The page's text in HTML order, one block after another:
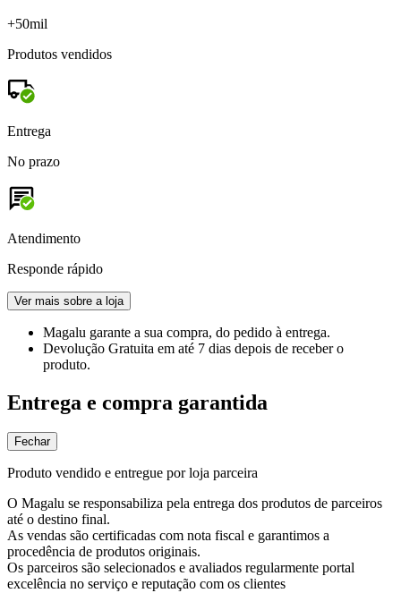
+50mil
Produtos vendidos
Entrega
No prazo
Atendimento
Responde rápido
Ver mais sobre a loja
Magalu garante a sua compra, do pedido à entrega.
Devolução Gratuita em até 7 dias depois de receber o
produto.
Entrega e compra garantida
Fechar
Produto vendido e entregue por loja parceira
O Magalu se responsabiliza pela entrega dos produtos de parceiros
até o destino final.
As vendas são certificadas com nota fiscal e garantimos a
procedência de produtos originais.
Os parceiros são selecionados e avaliados regularmente portal
excelência no serviço e reputação com os clientes